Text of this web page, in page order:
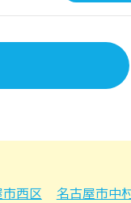
西区
名古屋市中